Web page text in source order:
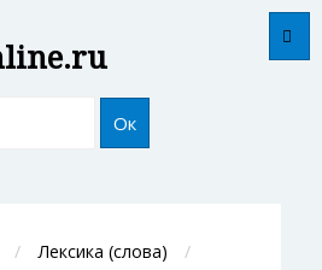
Ок
Лексика (слова)